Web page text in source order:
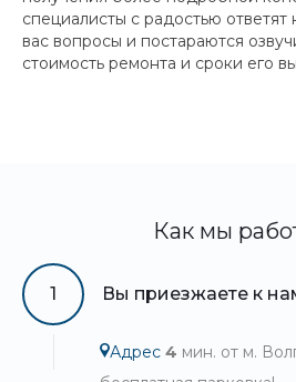
специалисты с радостью
вас вопросы и постараются
стоимость ремонта и сроки его
Как мы
1 Вы приезжаете к
Адрес 4 мин. от м.